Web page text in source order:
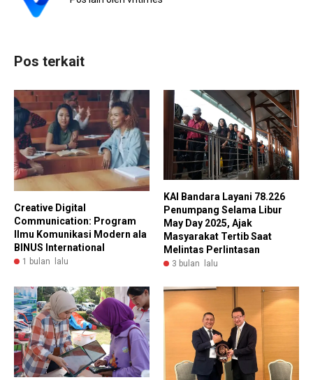
Pos terkait
Creative Digital
Communication: Program
Ilmu Komunikasi Modern ala
BINUS International
1 bulan lalu
KAI Bandara Layani 78.226
Penumpang Selama Libur
May Day 2025, Ajak
Masyarakat Tertib Saat
Melintas Perlintasan
3 bulan lalu